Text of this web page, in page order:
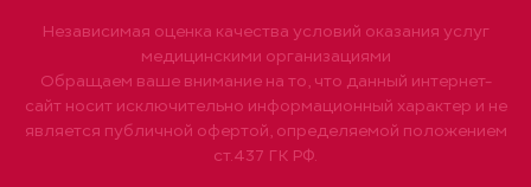
Независимая оценка качества условий оказания услуг
медицинскими организациями
Обращаем ваше внимание на то, что данный интернет-
сайт носит исключительно информационный характер и не
является публичной офертой, определяемой положением
ст.437 ГК РФ.